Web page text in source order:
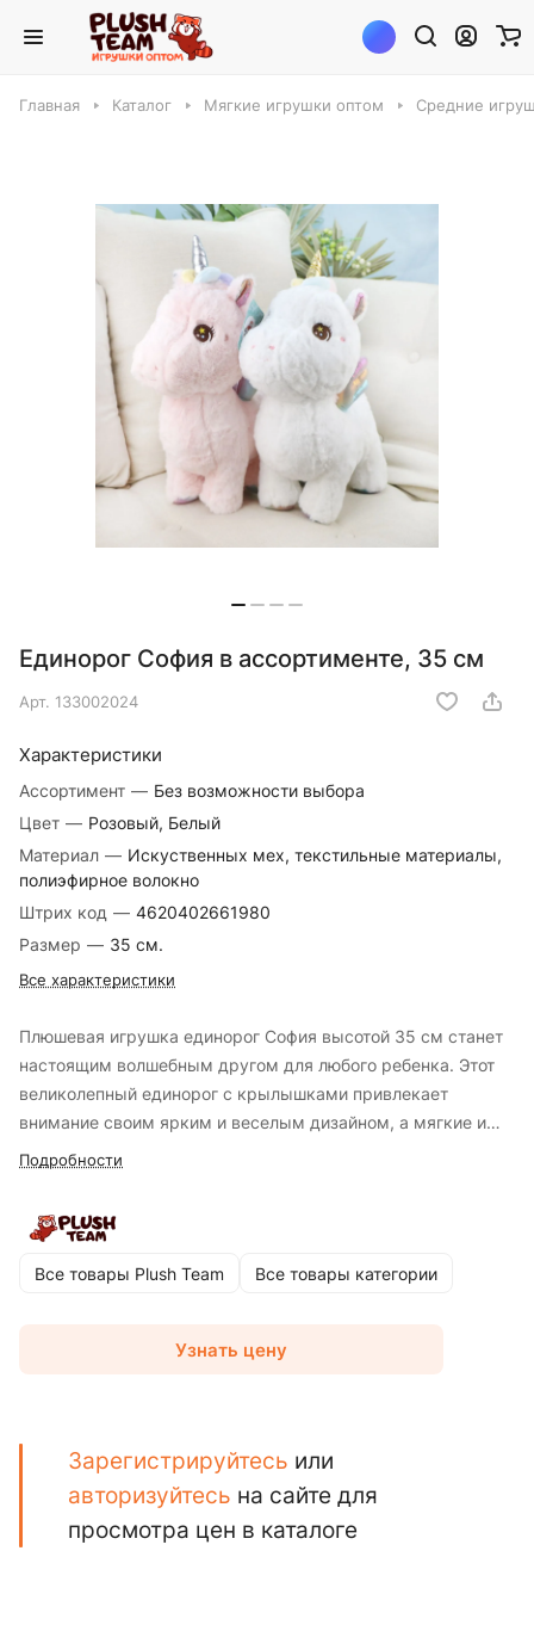
Главная Каталог Мягкие игрушки оптом Средние
Единорог София в ассортименте, 35 см
Арт. 133002024
Характеристики
Ассортимент — Без возможности выбора
Цвет — Розовый, Белый
Материал — Искуственных мех, текстильные материалы,
полиэфирное волокно
Штрих код — 4620402661980
Размер — 35 см.
Все характеристики
Плюшевая игрушка единорог София высотой 35 см станет
настоящим волшебным другом для любого ребенка. Этот
великолепный единорог с крылышками привлекает
внимание своим ярким и веселым дизайном, а мягкие и
приятные на ощупь материалы обеспечивают комфорт во
выбрать любимый вариант. Эта игрушка обязательно
станет центром внимания и украсит детскую комнату.
Подробности
Все товары Plush Team Все товары категории
Узнать цену
Зарегистрируйтесь или
авторизуйтесь на сайте для
просмотра цен в каталоге